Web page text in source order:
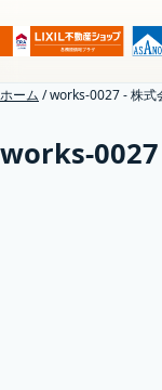
ホーム /works-0027 - 株式
works-0027